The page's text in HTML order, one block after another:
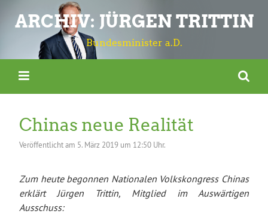
ARCHIV: JÜRGEN TRITTIN
Bundesminister a.D.
Chinas neue Realität
Veröffentlicht am 5. März 2019 um 12:50 Uhr.
Zum heute begonnen Nationalen Volkskongress Chinas
erklärt Jürgen Trittin, Mitglied im Auswärtigen
Ausschuss: